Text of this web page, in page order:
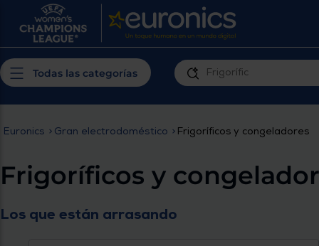
Personaliza tu
ti y con mejor plazo de entrega
Todas las categorías
Euronics > Gran electrodoméstico > Frigoríficos y congeladores
Frigoríficos y
Los que están arrasando